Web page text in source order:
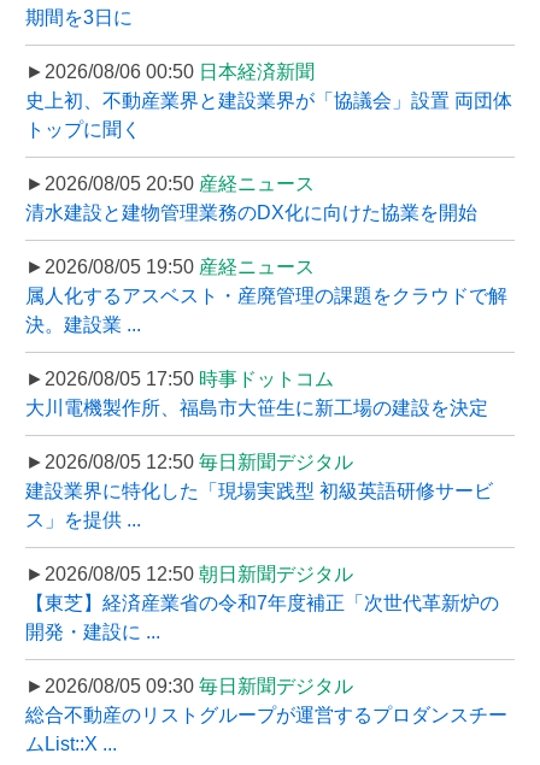
期間を3日に
►2026/08/06 00:50 日本経済新聞
史上初、不動産業界と建設業界が「協議会」設置 両団体
トップに聞く
►2026/08/05 20:50 産経ニュース
清水建設と建物管理業務のDX化に向けた協業を開始
►2026/08/05 19:50 産経ニュース
属人化するアスベスト・産廃管理の課題をクラウドで解
決。建設業 ...
►2026/08/05 17:50 時事ドットコム
大川電機製作所、福島市大笹生に新工場の建設を決定
►2026/08/05 12:50 毎日新聞デジタル
建設業界に特化した「現場実践型 初級英語研修サービ
ス」を提供 ...
►2026/08/05 12:50 朝日新聞デジタル
【東芝】経済産業省の令和7年度補正「次世代革新炉の
開発・建設に ...
►2026/08/05 09:30 毎日新聞デジタル
総合不動産のリストグループが運営するプロダンスチー
ムList::X ...